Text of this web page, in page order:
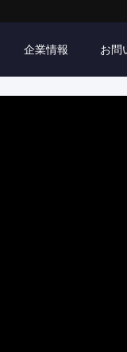
企業情報 お問